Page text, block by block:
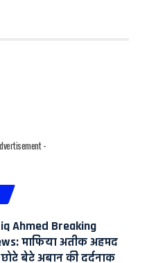
-
Ahmed Breaking
माफिया अतीक अहमद
बेटे अबान की दर्दनाक